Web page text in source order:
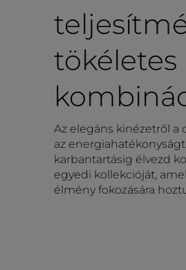
tökéletes
Az elegáns kinézetről a
az
karbantartásig élvezd
egyedi kollekcióját,
élmény fokozására